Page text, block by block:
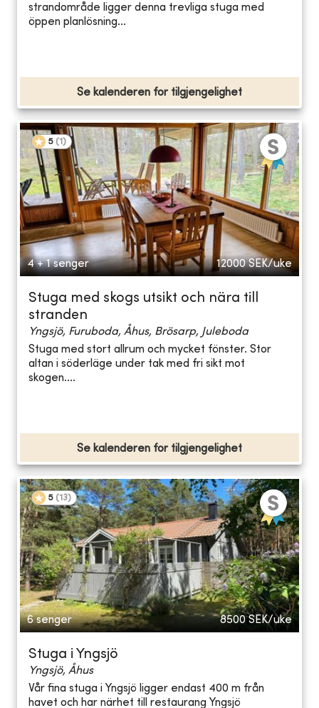
strandområde ligger denna trevliga stuga med
öppen planlösning...
Se kalenderen for tilgjengelighet
5 (1 )
4 + 1 senger 12000 SEK/uke
Stuga med skogs utsikt och nära till
stranden
Yngsjö, Furuboda, Åhus, Brösarp, Juleboda
Stuga med stort allrum och mycket fönster. Stor
altan i söderläge under tak med fri sikt mot
skogen....
Se kalenderen for tilgjengelighet
5 (13)
6 senger 8500 SEK/uke
Stuga i Yngsjö
Yngsjö, Åhus
Vår fina stuga i Yngsjö ligger endast 400 m från
havet och har närhet till restaurang Yngsjö